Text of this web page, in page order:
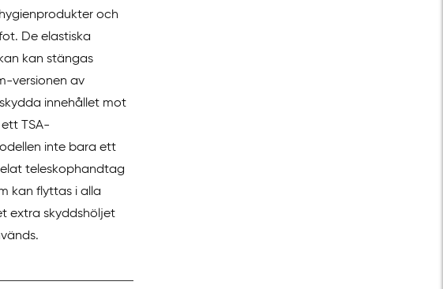
och
De elastiska
kan stängas
versionen av
innehållet mot
TSA-
inte bara ett
teleskophandtag
kan flyttas i alla
extra skyddshöljet